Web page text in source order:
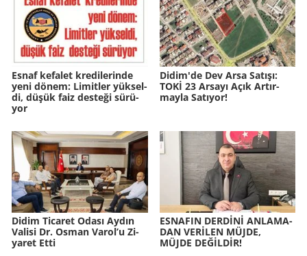
Esnaf ke­fa­let kre­di­le­rin­de
yeni dönem: Li­mit­ler yük­sel­
di, düşük faiz des­te­ği sü­rü­
yor
Didim'de Dev Arsa Sa­tı­şı:
TOKİ 23 Ar­sa­yı Açık Ar­tır­
may­la Sa­tı­yor!
Didim Ti­ca­ret Odası Aydın
Va­li­si Dr. Osman Varol’u Zi­
ya­ret Etti
ES­NA­FIN DERDİNİ AN­LA­MA­
DAN VERİLEN MÜJDE,
MÜJDE DEĞİLDİR!